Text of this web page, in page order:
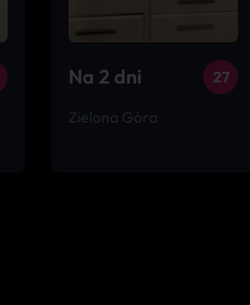
Na 2 dni 27
Zielona Góra